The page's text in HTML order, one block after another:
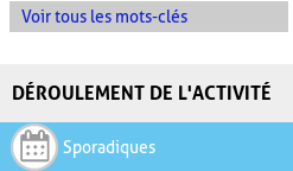
Voir tous les mots-clés
DÉROULEMENT DE L'ACTIVITÉ
Sporadiques